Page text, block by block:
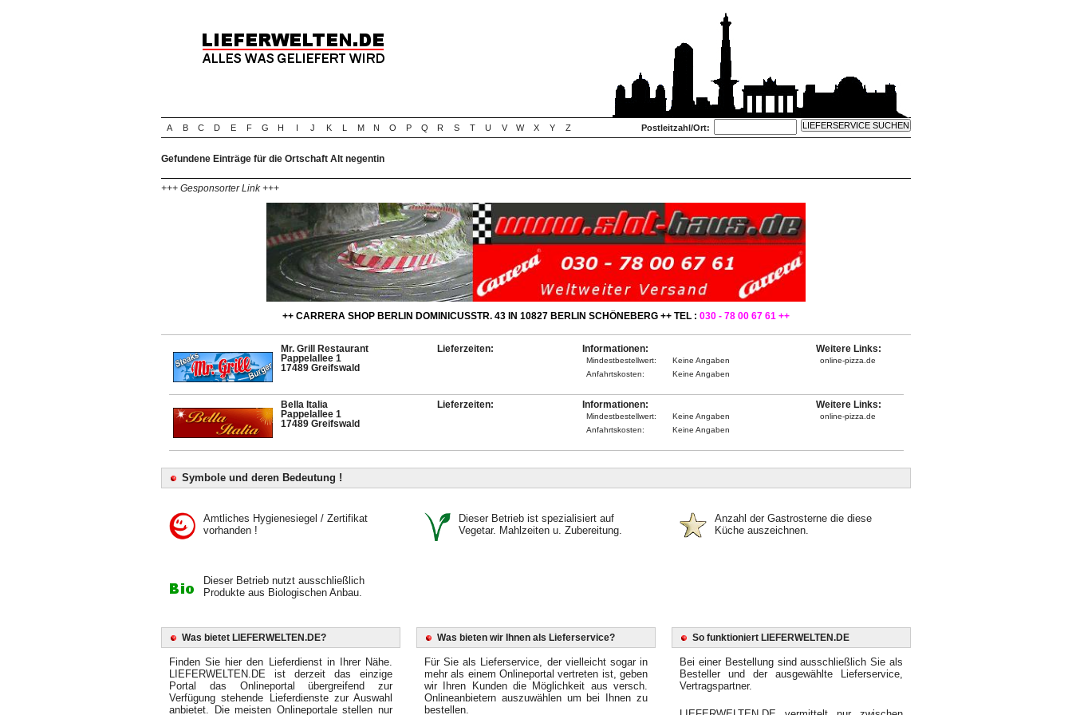
A B C D E F G H I J K L M N O P Q R S T U V W X Y Z Postleitzahl/Ort:
Gefundene Einträge für die Ortschaft Alt negentin
+++ Gesponsorter Link +++
++ CARRERA SHOP BERLIN DOMINICUSSTR. 43 IN 10827 BERLIN SCHÖNEBERG ++ TEL : 030 - 78 00 67 61 ++
Mr. Grill Restaurant
Pappelallee 1
17489 Greifswald
Lieferzeiten: Informationen:
Mindestbestellwert:
Keine Angaben
Anfahrtskosten:
Keine Angaben
Weitere Links:
online-pizza.de
Bella Italia
Pappelallee 1
17489 Greifswald
Lieferzeiten: Informationen:
Mindestbestellwert:
Keine Angaben
Anfahrtskosten:
Keine Angaben
Weitere Links:
online-pizza.de
Symbole und deren Bedeutung !
Amtliches Hygienesiegel / Zertifikat
vorhanden !
Dieser Betrieb ist spezialisiert auf
Vegetar. Mahlzeiten u. Zubereitung.
Anzahl der Gastrosterne die diese
Küche auszeichnen.
Dieser Betrieb nutzt ausschließlich
Produkte aus Biologischen Anbau.
Was bietet LIEFERWELTEN.DE?
Finden Sie hier den Lieferdienst in Ihrer Nähe.
LIEFERWELTEN.DE ist derzeit das einzige
Portal das Onlineportal übergreifend zur
Verfügung stehende Lieferdienste zur Auswahl
anbietet. Die meisten Onlineportale stellen nur
Was bieten wir Ihnen als Lieferservice?
Für Sie als Lieferservice, der vielleicht sogar in
mehr als einem Onlineportal vertreten ist, geben
wir Ihren Kunden die Möglichkeit aus versch.
Onlineanbietern auszuwählen um bei Ihnen zu
bestellen.
So funktioniert LIEFERWELTEN.DE
Bei einer Bestellung sind ausschließlich Sie als
Besteller und der ausgewählte Lieferservice,
Vertragspartner.